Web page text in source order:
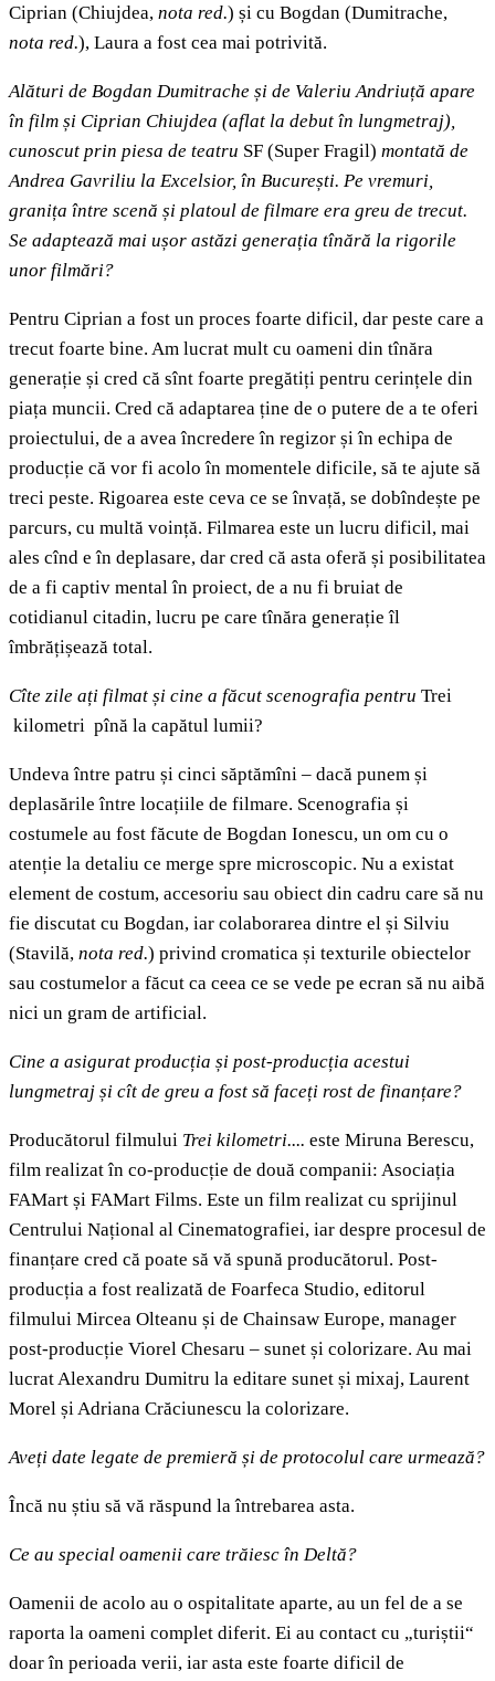
Ciprian (Chiujdea, nota red.) și cu Bogdan (Dumitrache,
nota red.), Laura a fost cea mai potrivită.
Alături de Bogdan Dumitrache și de Valeriu Andriuță apare
în film și Ciprian Chiujdea (aflat la debut în lungmetraj),
cunoscut prin piesa de teatru SF (Super Fragil) montată de
Andrea Gavriliu la Excelsior, în București. Pe vremuri,
granița între scenă și platoul de filmare era greu de trecut.
Se adaptează mai ușor astăzi generația tînără la rigorile
unor filmări?
Pentru Ciprian a fost un proces foarte dificil, dar peste care a
trecut foarte bine. Am lucrat mult cu oameni din tînăra
generație și cred că sînt foarte pregătiți pentru cerințele din
piața muncii. Cred că adaptarea ține de o putere de a te oferi
proiectului, de a avea încredere în regizor și în echipa de
producție că vor fi acolo în momentele dificile, să te ajute să
treci peste. Rigoarea este ceva ce se învață, se dobîndește pe
parcurs, cu multă voință. Filmarea este un lucru dificil, mai
ales cînd e în deplasare, dar cred că asta oferă și posibilitatea
de a fi captiv mental în proiect, de a nu fi bruiat de
cotidianul citadin, lucru pe care tînăra generație îl
îmbrățișează total.
Cîte zile ați filmat și cine a făcut scenografia pentru Trei
kilometri pînă la capătul lumii?
Undeva între patru și cinci săptămîni – dacă punem și
deplasările între locațiile de filmare. Scenografia și
costumele au fost făcute de Bogdan Ionescu, un om cu o
atenție la detaliu ce merge spre microscopic. Nu a existat
element de costum, accesoriu sau obiect din cadru care să nu
fie discutat cu Bogdan, iar colaborarea dintre el și Silviu
(Stavilă, nota red.) privind cromatica și texturile obiectelor
sau costumelor a făcut ca ceea ce se vede pe ecran să nu aibă
nici un gram de artificial.
Cine a asigurat producția și post-producția acestui
lungmetraj și cît de greu a fost să faceți rost de finanțare?
Producătorul filmului Trei kilometri.... este Miruna Berescu,
film realizat în co-producție de două companii: Asociația
FAMart și FAMart Films. Este un film realizat cu sprijinul
Centrului Național al Cinematografiei, iar despre procesul de
finanțare cred că poate să vă spună producătorul. Post-
producția a fost realizată de Foarfeca Studio, editorul
filmului Mircea Olteanu și de Chainsaw Europe, manager
post-producție Viorel Chesaru – sunet și colorizare. Au mai
lucrat Alexandru Dumitru la editare sunet și mixaj, Laurent
Morel și Adriana Crăciunescu la colorizare.
Aveți date legate de premieră și de protocolul care urmează?
Încă nu știu să vă răspund la întrebarea asta.
Ce au special oamenii care trăiesc în Deltă?
Oamenii de acolo au o ospitalitate aparte, au un fel de a se
raporta la oameni complet diferit. Ei au contact cu „turiștii“
doar în perioada verii, iar asta este foarte dificil de